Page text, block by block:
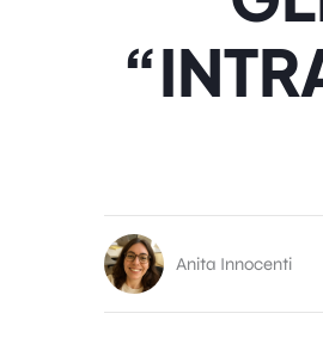
Anita Innocenti